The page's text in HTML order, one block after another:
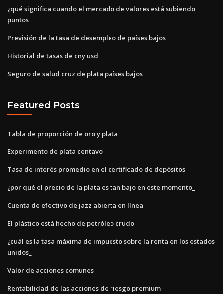
¿qué significa cuando el mercado de valores está subiendo
puntos
Previsión de la tasa de desempleo de países bajos
Historial de tasas de cny usd
Seguro de salud cruz de plata países bajos
Featured Posts
Tabla de proporción de oro y plata
Experimento de plata centavo
Tasa de interés promedio en el certificado de depósitos
¿por qué el precio de la plata es tan bajo en este momento_
Cuenta de efectivo de jazz abierta en línea
El plástico está hecho de petróleo crudo
¿cuál es la tasa máxima de impuesto sobre la renta en los estados
unidos_
Valor de acciones comunes
Rentabilidad de las acciones de riesgo premium